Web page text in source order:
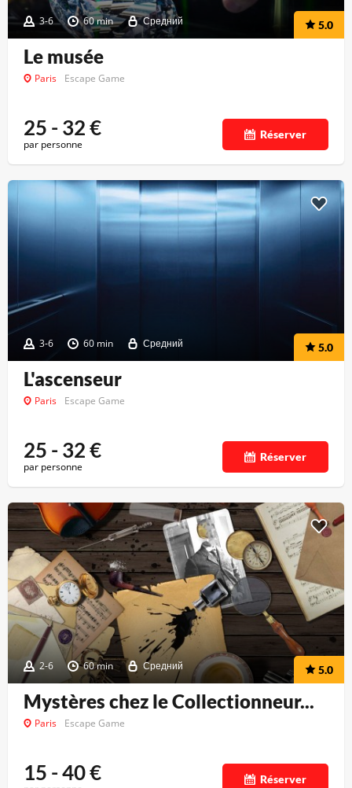
3-6 60 min Средний 5.0
Le musée
Paris Escape Game
25 - 32€
par personne
Réserver
3-6 60 min Средний 5.0
L'ascenseur
Paris Escape Game
25 - 32€
par personne
Réserver
2-6 60 min Средний 5.0
Mystères chez le Collectionneur...
Paris Escape Game
15 - 40€ Réserver